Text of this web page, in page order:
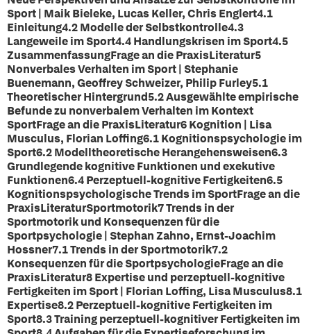
Sport | Maik Bieleke, Lucas Keller, Chris Englert4.1
Einleitung4.2 Modelle der Selbstkontrolle4.3
Langeweile im Sport4.4 Handlungskrisen im Sport4.5
ZusammenfassungFrage an die PraxisLiteratur5
Nonverbales Verhalten im Sport | Stephanie
Buenemann, Geoffrey Schweizer, Philip Furley5.1
Theoretischer Hintergrund5.2 Ausgewählte empirische
Befunde zu nonverbalem Verhalten im Kontext
SportFrage an die PraxisLiteratur6 Kognition | Lisa
Musculus, Florian Loffing6.1 Kognitionspsychologie im
Sport6.2 Modelltheoretische Herangehensweisen6.3
Grundlegende kognitive Funktionen und exekutive
Funktionen6.4 Perzeptuell-kognitive Fertigkeiten6.5
Kognitionspsychologische Trends im SportFrage an die
PraxisLiteraturSportmotorik7 Trends in der
Sportmotorik und Konsequenzen für die
Sportpsychologie | Stephan Zahno, Ernst-Joachim
Hossner7.1 Trends in der Sportmotorik7.2
Konsequenzen für die SportpsychologieFrage an die
PraxisLiteratur8 Expertise und perzeptuell-kognitive
Fertigkeiten im Sport | Florian Loffing, Lisa Musculus8.1
Expertise8.2 Perzeptuell-kognitive Fertigkeiten im
Sport8.3 Training perzeptuell-kognitiver Fertigkeiten im